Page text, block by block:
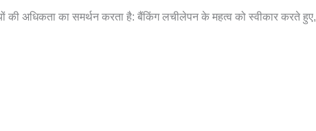
की अधिकता का समर्थन करता है: बैंकिंग लचीलेपन के महत्व को स्वीकार करते हुए,